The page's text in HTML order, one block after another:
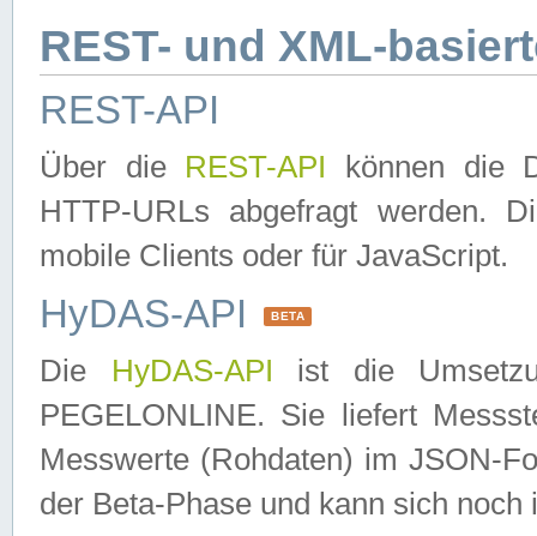
REST- und XML-
REST-API
Über die REST-API können die
HTTP-URLs abgefragt werden.
mobile Clients oder für JavaScript.
HyDAS-API BETA
Die HyDAS-API ist die
PEGELONLINE. Sie liefert
Messwerte (Rohdaten) im JSON-
der Beta-Phase und kann sich noch